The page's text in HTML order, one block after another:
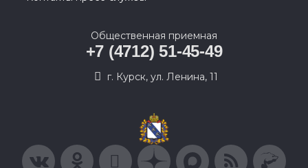
Общественная приемная
+7 (4712) 51-45-49
г. Курск, ул. Ленина, 11